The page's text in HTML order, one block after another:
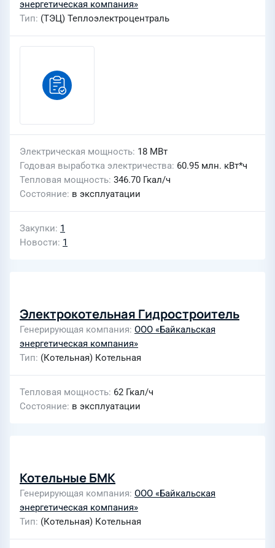
энергетическая компания»
Тип (ТЭЦ) Теплоэлектроцентраль
Электрическая мощность 18 МВт
Годовая выработка электричества 60.95 млн. кВт*ч
Тепловая мощность 346.70 Гкал/ч
Состояние в эксплуатации
Закупки 1
Новости 1
Электрокотельная Гидростроитель
Генерирующая компания ООО «Байкальская
энергетическая компания»
Тип (Котельная) Котельная
Тепловая мощность 62 Гкал/ч
Состояние в эксплуатации
Котельные БМК
Генерирующая компания ООО «Байкальская
энергетическая компания»
Тип (Котельная) Котельная